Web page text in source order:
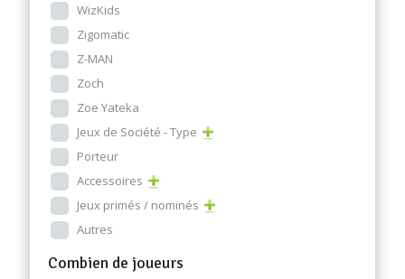
WizKids
Zigomatic
Z-MAN
Zoch
Zoe Yateka
Jeux de Société - Type
Porteur
Accessoires
Jeux primés / nominés
Autres
Combien de joueurs